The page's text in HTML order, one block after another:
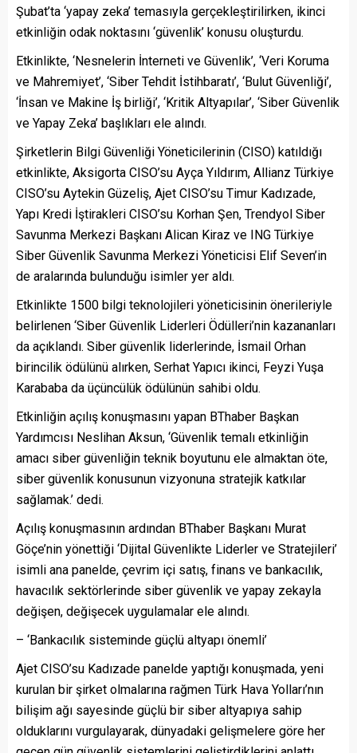
Şubat’ta ‘yapay zeka’ temasıyla gerçekleştirilirken, ikinci
etkinliğin odak noktasını ‘güvenlik’ konusu oluşturdu.
Etkinlikte, ‘Nesnelerin İnterneti ve Güvenlik’, ‘Veri Koruma
ve Mahremiyet’, ‘Siber Tehdit İstihbaratı’, ‘Bulut Güvenliği’,
‘İnsan ve Makine İş birliği’, ‘Kritik Altyapılar’, ‘Siber Güvenlik
ve Yapay Zeka’ başlıkları ele alındı.
Şirketlerin Bilgi Güvenliği Yöneticilerinin (CISO) katıldığı
etkinlikte, Aksigorta CISO’su Ayça Yıldırım, Allianz Türkiye
CISO’su Aytekin Güzeliş, Ajet CISO’su Timur Kadızade,
Yapı Kredi İştirakleri CISO’su Korhan Şen, Trendyol Siber
Savunma Merkezi Başkanı Alican Kiraz ve ING Türkiye
Siber Güvenlik Savunma Merkezi Yöneticisi Elif Seven’in
de aralarında bulunduğu isimler yer aldı.
Etkinlikte 1500 bilgi teknolojileri yöneticisinin önerileriyle
belirlenen ‘Siber Güvenlik Liderleri Ödülleri’nin kazananları
da açıklandı. Siber güvenlik liderlerinde, İsmail Orhan
birincilik ödülünü alırken, Serhat Yapıcı ikinci, Feyzi Yuşa
Karababa da üçüncülük ödülünün sahibi oldu.
Etkinliğin açılış konuşmasını yapan BThaber Başkan
Yardımcısı Neslihan Aksun, ‘Güvenlik temalı etkinliğin
amacı siber güvenliğin teknik boyutunu ele almaktan öte,
siber güvenlik konusunun vizyonuna stratejik katkılar
sağlamak.’ dedi.
Açılış konuşmasının ardından BThaber Başkanı Murat
Göçe’nin yönettiği ‘Dijital Güvenlikte Liderler ve Stratejileri’
isimli ana panelde, çevrim içi satış, finans ve bankacılık,
havacılık sektörlerinde siber güvenlik ve yapay zekayla
değişen, değişecek uygulamalar ele alındı.
– ‘Bankacılık sisteminde güçlü altyapı önemli’
Ajet CISO’su Kadızade panelde yaptığı konuşmada, yeni
kurulan bir şirket olmalarına rağmen Türk Hava Yolları’nın
bilişim ağı sayesinde güçlü bir siber altyapıya sahip
olduklarını vurgulayarak, dünyadaki gelişmelere göre her